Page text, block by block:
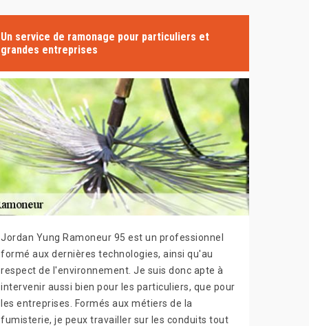
Un service de ramonage pour particuliers et
grandes entreprises
Jordan Yung Ramoneur 95 est un professionnel
formé aux dernières technologies, ainsi qu'au
respect de l'environnement. Je suis donc apte à
intervenir aussi bien pour les particuliers, que pour
les entreprises. Formés aux métiers de la
fumisterie, je peux travailler sur les conduits tout